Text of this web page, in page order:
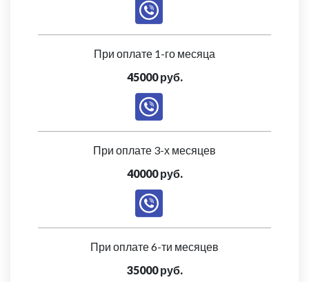
При оплате 1-го месяца
45000 руб.
При оплате 3-х месяцев
40000 руб.
При оплате 6-ти месяцев
35000 руб.